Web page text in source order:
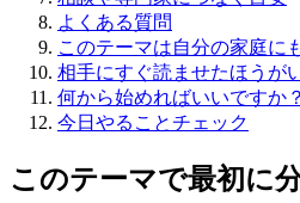
よくある質問
このテーマは自分の家庭に
相手にすぐ読ませたほうが
何から始めればいいですか？
今日やることチェック
このテーマで最初に